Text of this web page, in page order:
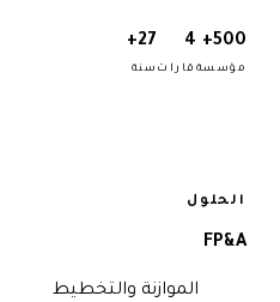
500+
مؤسسة
4
قارات
27+
سنة
الحلول
FP&A
الموازنة والتخطيط